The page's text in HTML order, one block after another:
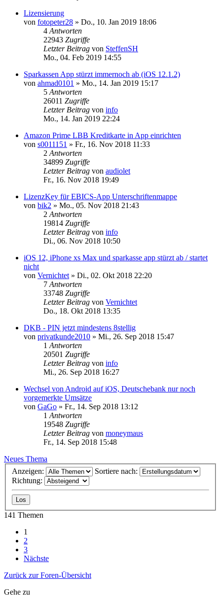
Lizensierung
von fotopeter28 » Do., 10. Jan 2019 18:06
4 Antworten
22943 Zugriffe
Letzter Beitrag von SteffenSH
Mo., 04. Feb 2019 14:55
Sparkassen App stürzt immernoch ab (iOS 12.1.2)
von ahmad0101 » Mo., 14. Jan 2019 15:17
5 Antworten
26011 Zugriffe
Letzter Beitrag von info
Mo., 14. Jan 2019 22:24
Amazon Prime LBB Kreditkarte in App einrichten
von s0011151 » Fr., 16. Nov 2018 11:33
2 Antworten
34899 Zugriffe
Letzter Beitrag von audiolet
Fr., 16. Nov 2018 19:49
LizenzKey für EBICS-App Unterschriftenmappe
von bik2 » Mo., 05. Nov 2018 21:43
2 Antworten
19814 Zugriffe
Letzter Beitrag von info
Di., 06. Nov 2018 10:50
iOS 12, iPhone xs Max und sparkasse app stürzt ab / startet
nicht
von Vernichtet » Di., 02. Okt 2018 22:20
7 Antworten
33748 Zugriffe
Letzter Beitrag von Vernichtet
Do., 18. Okt 2018 13:35
DKB - PIN jetzt mindestens 8stellig
von privatkunde2010 » Mi., 26. Sep 2018 15:47
1 Antworten
20501 Zugriffe
Letzter Beitrag von info
Mi., 26. Sep 2018 16:27
Wechsel von Android auf iOS, Deutschebank nur noch
vorgemerkte Umsätze
von GaGo » Fr., 14. Sep 2018 13:12
1 Antworten
19548 Zugriffe
Letzter Beitrag von moneymaus
Fr., 14. Sep 2018 15:48
Neues Thema
Anzeigen:
Sortiere nach:
Richtung:
141 Themen
1
2
3
Nächste
Zurück zur Foren-Übersicht
Gehe zu